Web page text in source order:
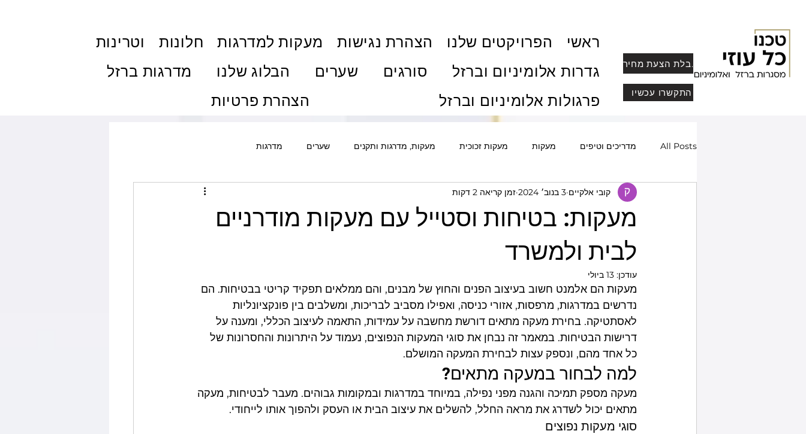
ראשי הפרויקטים שלנו הצהרת נגישות מעקות למדרגות חלונות
וטרינות
גדרות אלומיניום וברזל
סורגים שערים הבלוג שלנו
מדרגות ברזל
פרגולות אלומיניום וברזל
הצהרת פרטיות
לקבלת הצעת מחיר
התקשרו עכשיו
All Posts מדריכים וטיפים מעקות מעקות זכוכית מעקות, מדרגות ותקנים שערים מדרגות
שערים חשמליים ומעוצבים סורגים אלומיניום
מחסומי חנייה פרופיל בלגי, מחיצות וויטרינות
מסגר באזור שלך
מעקות: בטיחות וסטייל עם מעקות מודרניים
לבית ולמשרד
קובי אלקיים 3 בנוב׳ 2024 זמן קריאה 2 דקות
עודכן: 13 ביולי
מעקות הם אלמנט חשוב בעיצוב הפנים והחוץ של מבנים, והם ממלאים תפקיד קריטי בבטיחות. הם
נדרשים במדרגות, מרפסות, אזורי כניסה, ואפילו מסביב לבריכות, ומשלבים בין פונקציונליות
לאסתטיקה. בחירת מעקה מתאים דורשת מחשבה על עמידות, התאמה לעיצוב הכללי, ומענה על
דרישות הבטיחות. במאמר זה נבחן את סוגי המעקות הנפוצים, נעמוד על היתרונות והחסרונות של
כל אחד מהם, ונספק עצות לבחירת המעקה המושלם.
למה לבחור במעקה מתאים?
מעקה מספק תמיכה והגנה מפני נפילה, במיוחד במדרגות ובמקומות גבוהים. מעבר לבטיחות, מעקה
מתאים יכול לשדרג את מראה החלל, להשלים את עיצוב הבית או העסק ולהפוך אותו לייחודי.
סוגי מעקות נפוצים